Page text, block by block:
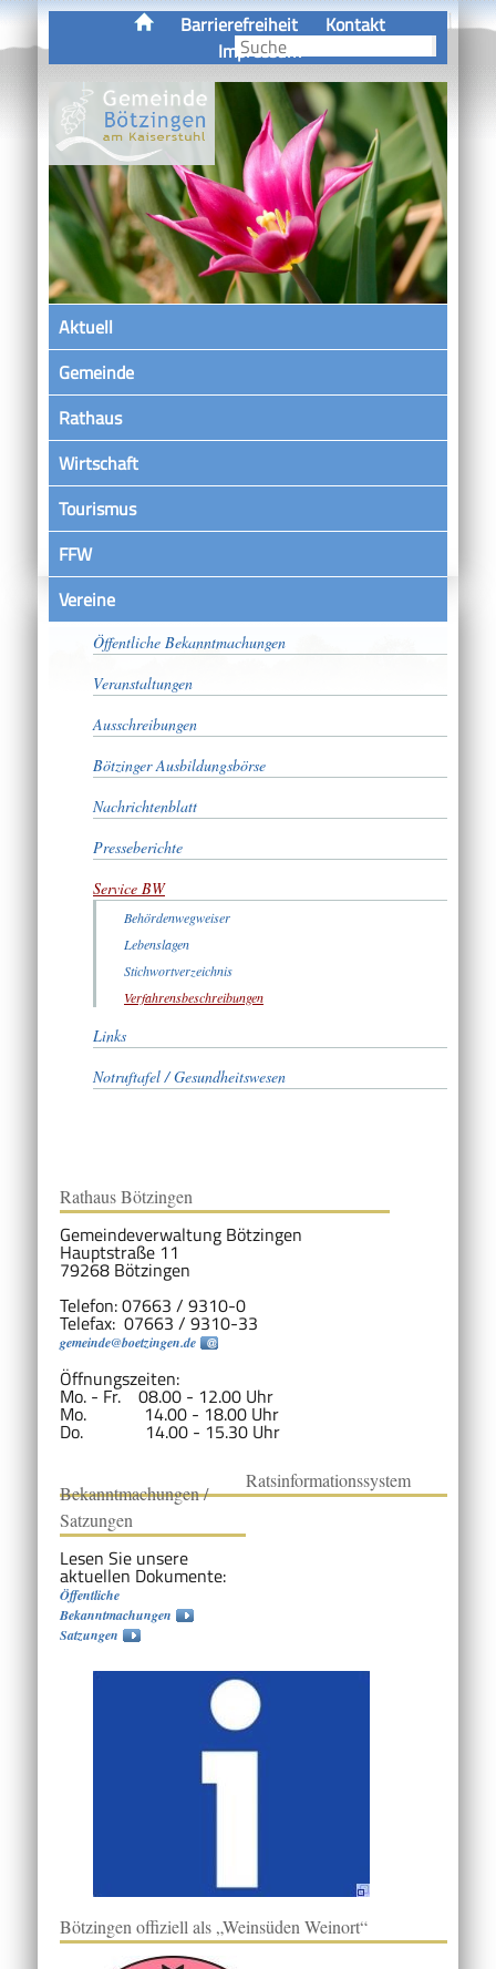
Barrierefreiheit
Kontakt
Impressum
Aktuell
Gemeinde
Rathaus
Wirtschaft
Tourismus
FFW
VereineSatzungen
Öffentliche Bekanntmachungen
Veranstaltungen
Ausschreibungen
Bötzinger Ausbildungsbörse
Nachrichtenblatt
Presseberichte
Service BW
Behördenwegweiser
Lebenslagen
Stichwortverzeichnis
Verfahrensbeschreibungen
Links
Notruftafel / Gesundheitswesen
Rathaus Bötzingen
Gemeindeverwaltung Bötzingen
Hauptstraße 11
79268 Bötzingen
Telefon: 07663 / 9310-0
Telefax: 07663 / 9310-33
gemeinde@boetzingen.de
Öffnungszeiten:
Mo. - Fr. 08.00 - 12.00 Uhr
Mo. 14.00 - 18.00 Uhr
Do. 14.00 - 15.30 Uhr
Bekanntmachungen /
Satzungen
Lesen Sie unsere
aktuellen Dokumente:
Öffentliche
Bekanntmachungen
Satzungen
Ratsinformationssystem
Bötzingen offiziell als „Weinsüden Weinort“